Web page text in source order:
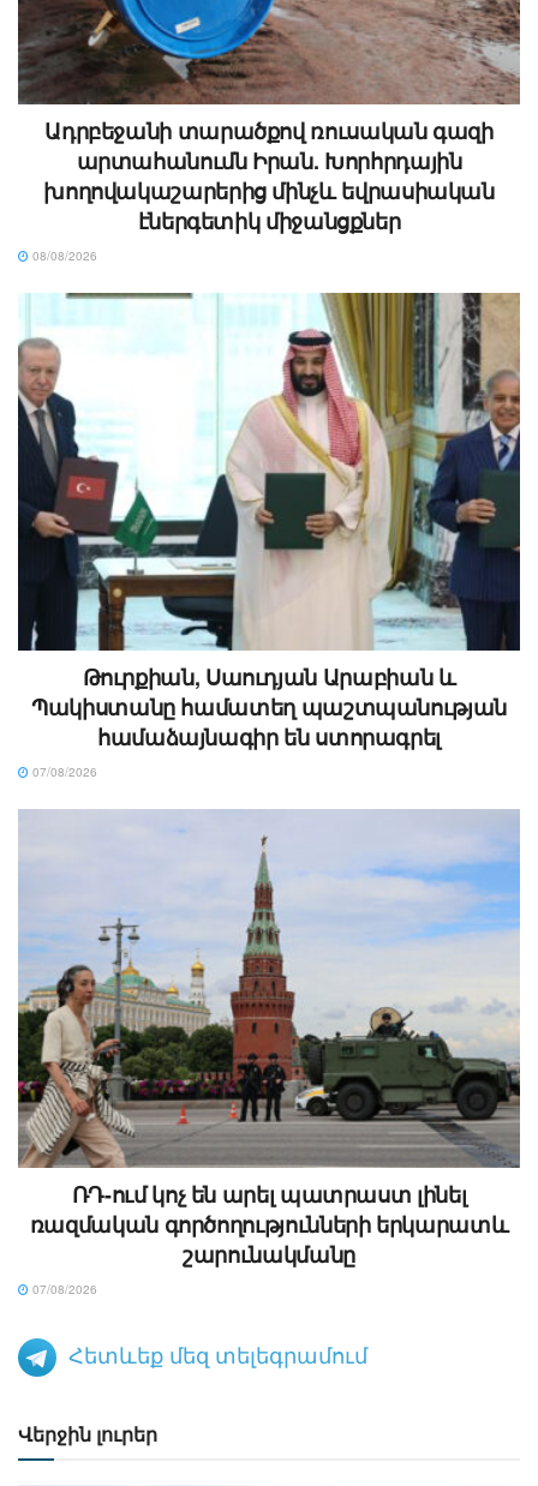
Ադրբեջանի տարածքով ռուսական գազի
արտահանումն Իրան. Խորհրդային
խողովակաշարերից մինչև եվրասիական
էներգետիկ միջանցքներ
08/08/2026
Թուրքիան, Սաուդյան Արաբիան և
Պակիստանը համատեղ պաշտպանության
համաձայնագիր են ստորագրել
07/08/2026
ՌԴ-ում կոչ են արել պատրաստ լինել
ռազմական գործողությունների երկարատև
շարունակմանը
07/08/2026
Հետևեք մեզ տելեգրամում
Վերջին լուրեր